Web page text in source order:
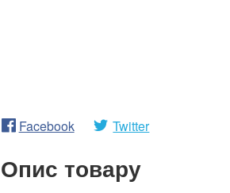
Facebook Twitter
Опис товару